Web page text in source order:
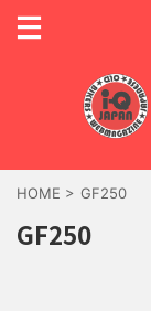
HOME > GF250
GF250